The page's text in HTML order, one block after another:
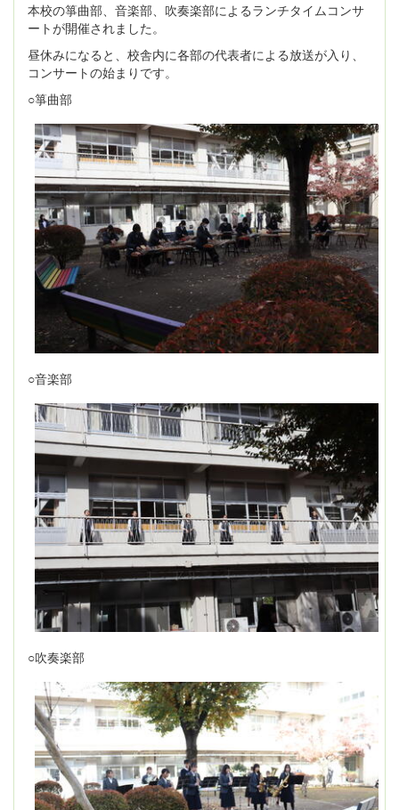
本校の箏曲部、音楽部、吹奏楽部によるランチタイムコンサ
ートが開催されました。
昼休みになると、校舎内に各部の代表者による放送が入り、
コンサートの始まりです。
○箏曲部
○音楽部
○吹奏楽部